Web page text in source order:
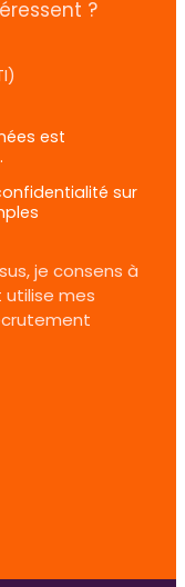
?
est
sur
je consens à
utilise mes